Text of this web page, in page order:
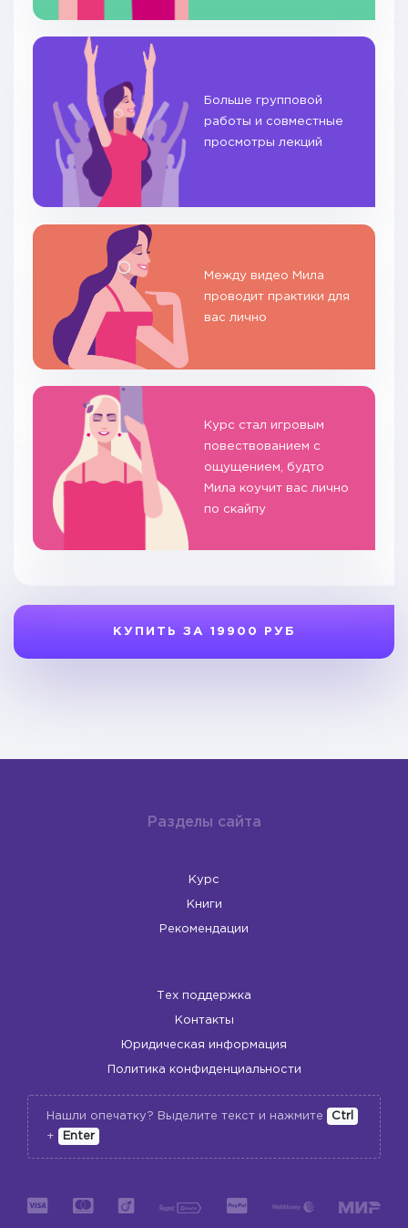
Больше групповой
работы и совместные
просмотры лекций
Между видео Мила
проводит практики для
вас лично
Курс стал игровым
повествованием с
ощущением, будто
Мила коучит вас лично
по скайпу
КУПИТЬ ЗА 19900 РУБ
Разделы сайта
Курс
Книги
Рекомендации
Тех поддержка
Контакты
Юридическая информация
Политика конфиденциальности
Нашли опечатку? Выделите текст и нажмите
Ctrl
+
Enter